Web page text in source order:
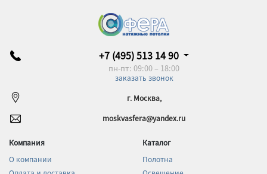
+7 (495) 513 14 90
пн-пт: 09:00 – 18:00
заказать звонок
г. Москва,
moskvasfera@yandex.ru
Компания
О компании
Каталог
Полотна